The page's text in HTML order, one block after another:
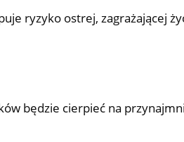
ryzyko ostrej, zagrażającej
będzie cierpieć na